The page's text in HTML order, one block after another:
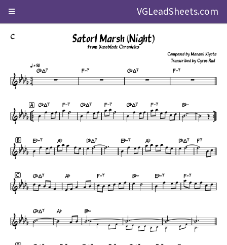
VGLeadSheets.com